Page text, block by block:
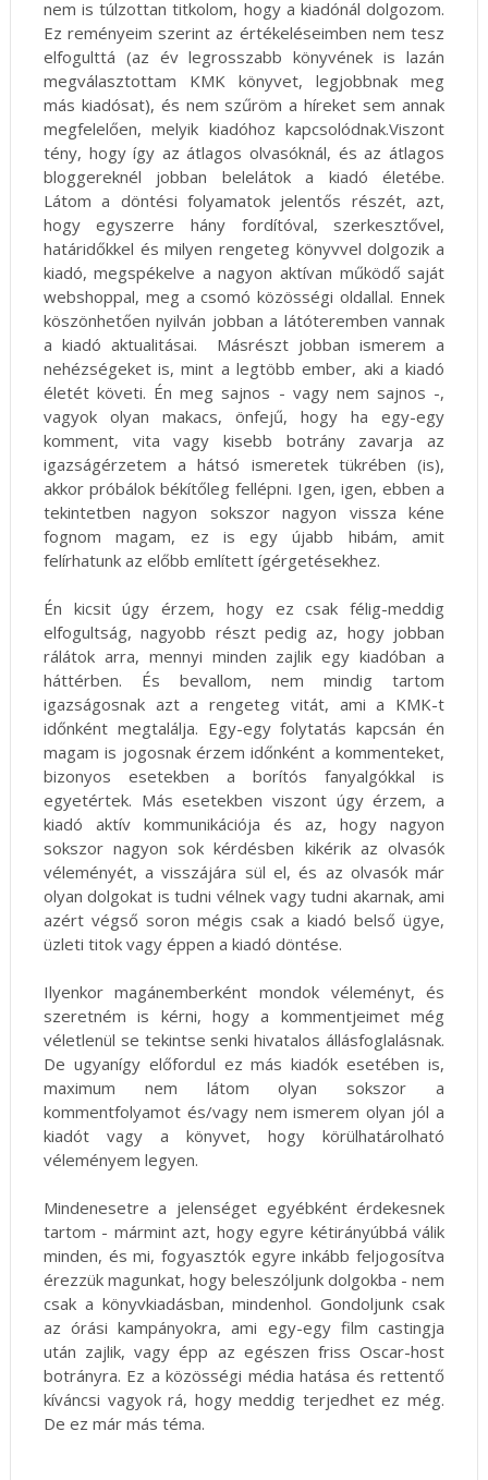
nem is túlzottan titkolom, hogy a kiadónál dolgozom.
Ez reményeim szerint az értékeléseimben nem tesz
elfogulttá (az év legrosszabb könyvének is lazán
megválasztottam KMK könyvet, legjobbnak meg
más kiadósat), és nem szűröm a híreket sem annak
megfelelően, melyik kiadóhoz kapcsolódnak.Viszont
tény, hogy így az átlagos olvasóknál, és az átlagos
bloggereknél jobban belelátok a kiadó életébe.
Látom a döntési folyamatok jelentős részét, azt,
hogy egyszerre hány fordítóval, szerkesztővel,
határidőkkel és milyen rengeteg könyvvel dolgozik a
kiadó, megspékelve a nagyon aktívan működő saját
webshoppal, meg a csomó közösségi oldallal. Ennek
köszönhetően nyilván jobban a látóteremben vannak
a kiadó aktualitásai. Másrészt jobban ismerem a
nehézségeket is, mint a legtöbb ember, aki a kiadó
életét követi. Én meg sajnos - vagy nem sajnos -,
vagyok olyan makacs, önfejű, hogy ha egy-egy
komment, vita vagy kisebb botrány zavarja az
igazságérzetem a hátsó ismeretek tükrében (is),
akkor próbálok békítőleg fellépni. Igen, igen, ebben a
tekintetben nagyon sokszor nagyon vissza kéne
fognom magam, ez is egy újabb hibám, amit
felírhatunk az előbb említett ígérgetésekhez.
Én kicsit úgy érzem, hogy ez csak félig-meddig
elfogultság, nagyobb részt pedig az, hogy jobban
rálátok arra, mennyi minden zajlik egy kiadóban a
háttérben. És bevallom, nem mindig tartom
igazságosnak azt a rengeteg vitát, ami a KMK-t
időnként megtalálja. Egy-egy folytatás kapcsán én
magam is jogosnak érzem időnként a kommenteket,
bizonyos esetekben a borítós fanyalgókkal is
egyetértek. Más esetekben viszont úgy érzem, a
kiadó aktív kommunikációja és az, hogy nagyon
sokszor nagyon sok kérdésben kikérik az olvasók
véleményét, a visszájára sül el, és az olvasók már
olyan dolgokat is tudni vélnek vagy tudni akarnak, ami
azért végső soron mégis csak a kiadó belső ügye,
üzleti titok vagy éppen a kiadó döntése.
Ilyenkor magánemberként mondok véleményt, és
szeretném is kérni, hogy a kommentjeimet még
véletlenül se tekintse senki hivatalos állásfoglalásnak.
De ugyanígy előfordul ez más kiadók esetében is,
maximum nem látom olyan sokszor a
kommentfolyamot és/vagy nem ismerem olyan jól a
kiadót vagy a könyvet, hogy körülhatárolható
véleményem legyen.
Mindenesetre a jelenséget egyébként érdekesnek
tartom - mármint azt, hogy egyre kétirányúbbá válik
minden, és mi, fogyasztók egyre inkább feljogosítva
érezzük magunkat, hogy beleszóljunk dolgokba - nem
csak a könyvkiadásban, mindenhol. Gondoljunk csak
az órási kampányokra, ami egy-egy film castingja
után zajlik, vagy épp az egészen friss Oscar-host
botrányra. Ez a közösségi média hatása és rettentő
kíváncsi vagyok rá, hogy meddig terjedhet ez még.
De ez már más téma.